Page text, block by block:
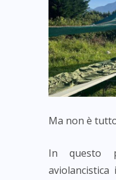
Ma non è
In questo